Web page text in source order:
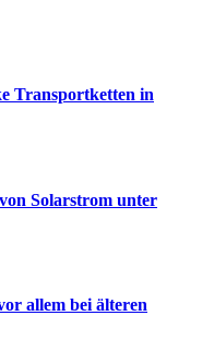
Transportketten in
Solarstrom unter
allem bei älteren